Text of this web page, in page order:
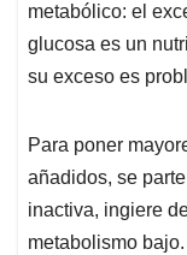
metabólico: el
glucosa es un
su exceso es
Para poner
añadidos, se
inactiva, ingiere
metabolismo